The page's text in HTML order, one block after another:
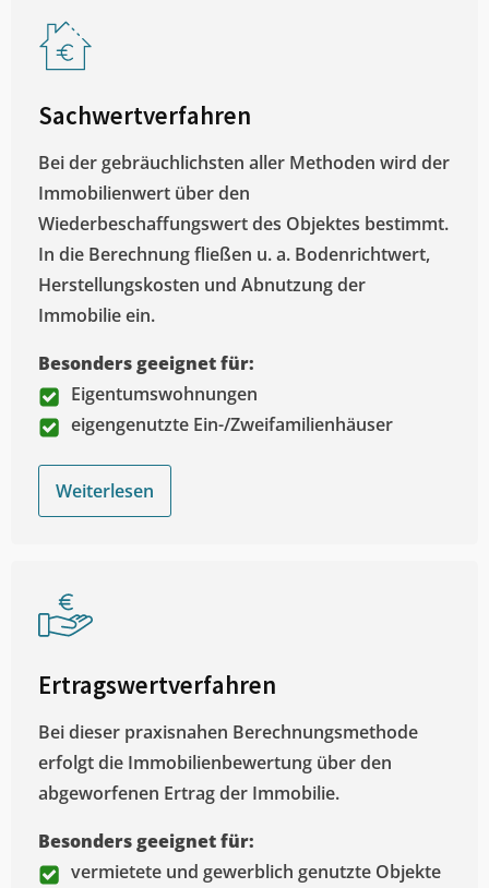
Sachwertverfahren
Bei der gebräuchlichsten aller Methoden wird der
Immobilienwert über den
Wiederbeschaffungswert des Objektes bestimmt.
In die Berechnung fließen u. a. Bodenrichtwert,
Herstellungskosten und Abnutzung der
Immobilie ein.
Besonders geeignet für:
Eigentumswohnungen
eigengenutzte Ein-/Zweifamilienhäuser
Weiterlesen
Ertragswertverfahren
Bei dieser praxisnahen Berechnungsmethode
erfolgt die Immobilienbewertung über den
abgeworfenen Ertrag der Immobilie.
Besonders geeignet für:
vermietete und gewerblich genutzte Objekte